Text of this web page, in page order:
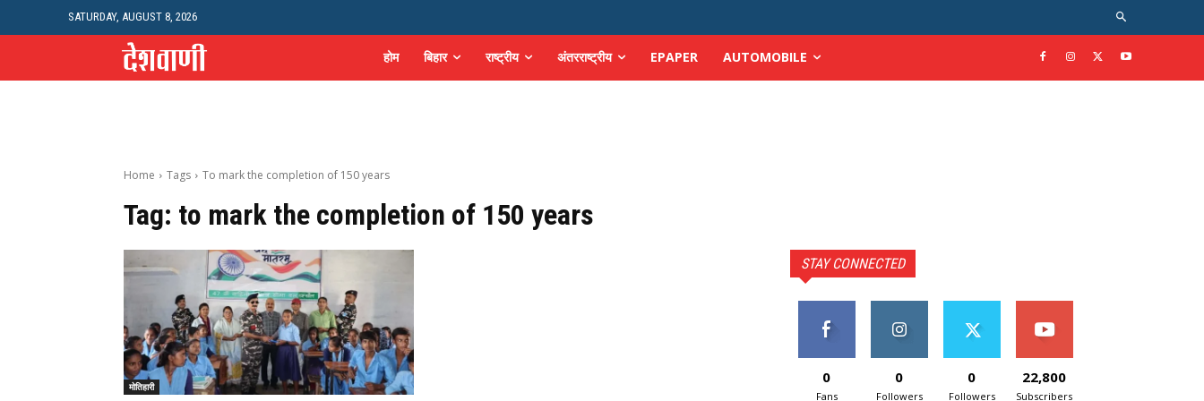
SATURDAY, AUGUST 8, 2026
होम बिहार राष्ट्रीय अंतरराष्ट्रीय EPAPER AUTOMOBILE
Home Tags To mark the completion of 150 years
Tag: to mark the completion of 150 years
मोतिहारी
STAY CONNECTED
0
Fans
0
Followers
0
Followers
22,800
Subscribers